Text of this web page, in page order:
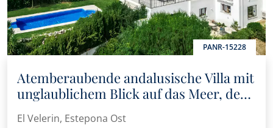
PANR-15228
Atemberaubende andalusische Villa mit
unglaublichem Blick auf das Meer, den
See und die Berge
El Velerin, Estepona Ost